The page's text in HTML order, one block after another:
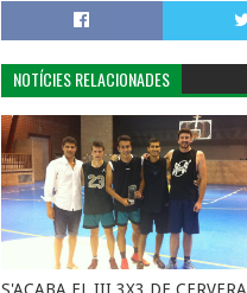
NOTÍCIES RELACIONADES